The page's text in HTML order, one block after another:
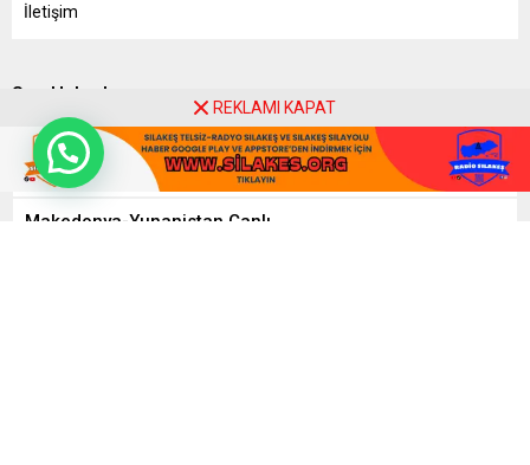
İletişim
Son Haberler
Yabancı Plakalı Taşıt İşlemleri
Makedonya-Yunanistan Canlı
REKLAMI KAPAT